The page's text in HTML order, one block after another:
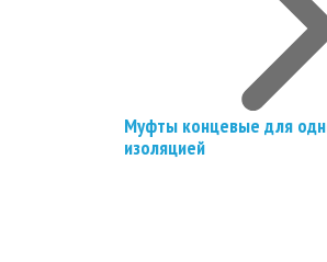
Муфты концевые для
изоляцией